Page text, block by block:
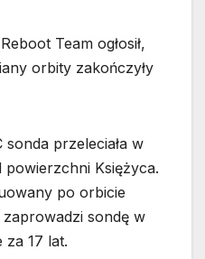
Team ogłosił,
orbity zakończyły
sonda przeleciała w
powierzchni Księżyca.
po orbicie
sondę w
za 17 lat.